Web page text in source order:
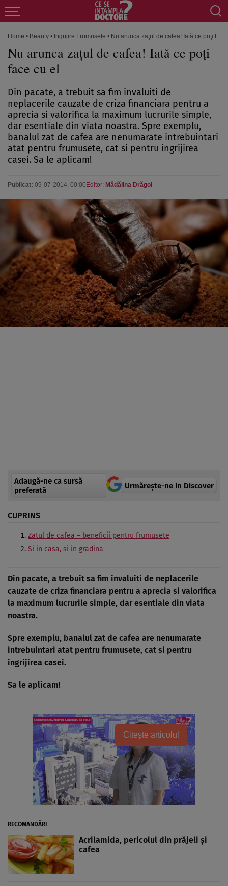
Home • Beauty • Îngrijire Frumusețe • Nu arunca zaţul de cafea! Iată ce poţi face
Nu arunca zaţul de cafea! Iată ce poţi
face cu el
Din pacate, a trebuit sa fim invaluiti de
neplacerile cauzate de criza financiara pentru a
aprecia si valorifica la maximum lucrurile simple,
dar esentiale din viata noastra. Spre exemplu,
banalul zat de cafea are nenumarate intrebuintari
atat pentru frumusete, cat si pentru ingrijirea
casei. Sa le aplicam!
Publicat: 09-07-2014, 00:00 Editor: Mădălina Drăgoi
Adaugă-ne ca sursă
preferată
Urmărește-ne in Discover
CUPRINS
Zatul de cafea – beneficii pentru frumusete
Si in casa, si in gradina
Din pacate, a trebuit sa fim invaluiti de neplacerile
cauzate de criza financiara pentru a aprecia si valorifica
la maximum lucrurile simple, dar esentiale din viata
noastra.
Spre exemplu, banalul zat de cafea are nenumarate
intrebuintari atat pentru frumusete, cat si pentru
ingrijirea casei.
Sa le aplicam!
Citește articolul
RECOMANDĂRI
Acrilamida, pericolul din prăjeli şi
cafea